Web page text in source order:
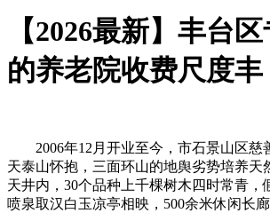
【2026最新】丰台
的养老院收费尺度丰
2006年12月开业至今，市石景山区慈
天泰山怀抱，三面环山的地舆劣势培养天
天井内，30个品种上千棵树木四时常青，
喷泉取汉白玉凉亭相映，500余米休闲长